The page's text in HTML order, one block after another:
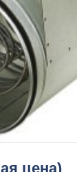
цена)